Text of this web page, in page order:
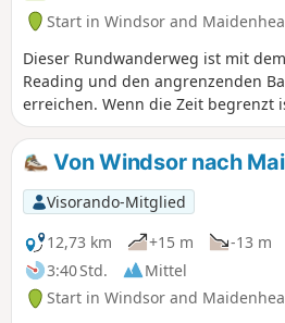
Start in Windsor and
Dieser Rundwanderweg ist mit
Reading und den angrenzenden
erreichen. Wenn die Zeit begrenzt
Wochenenden und Feiertagen in
Übernachtungen zurücklegen. Die
eine abwechslungsreiche,
Flusstälern, Kreidehügeln,
Heideflächen und Buchenwäldern,
Glockenblumen übersät sind.
Von Windsor nach
Visorando-Mitglied
12,73 km
+15 m
-13 m
3:40 Std.
Mittel
Start in Windsor and